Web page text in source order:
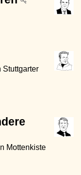
Stuttgarter
Mottenkiste